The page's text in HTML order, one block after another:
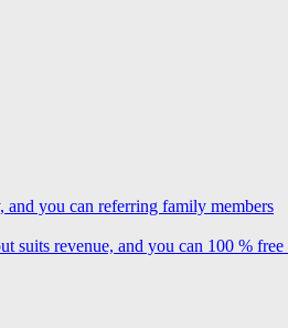
you can referring family members
suits revenue, and you can 100 % free